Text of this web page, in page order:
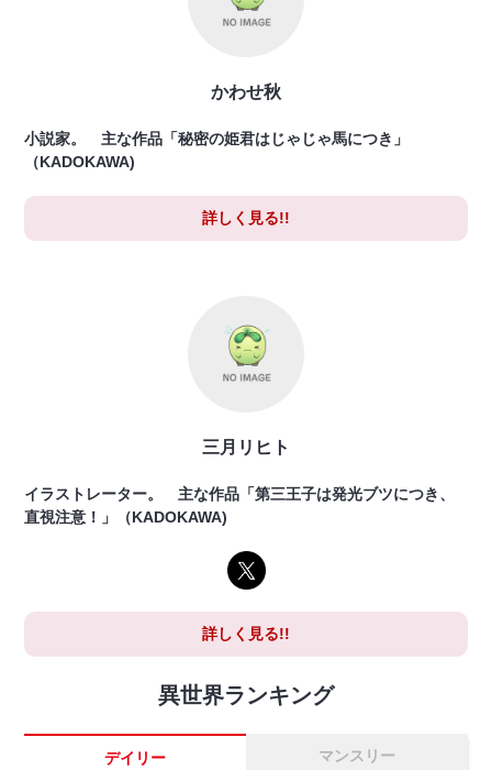
かわせ秋
小説家。 主な作品「秘密の姫君はじゃじゃ馬につき」
（KADOKAWA)
詳しく見る!!
三月リヒト
イラストレーター。 主な作品「第三王子は発光ブツにつき、
直視注意！」（KADOKAWA)
詳しく見る!!
異世界ランキング
デイリー マンスリー